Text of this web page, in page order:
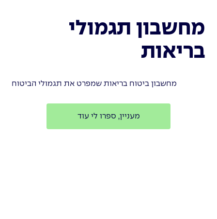
מחשבון תגמולי
בריאות
מחשבון ביטוח בריאות שמפרט את תגמולי הביטוח
מעניין, ספרו לי עוד